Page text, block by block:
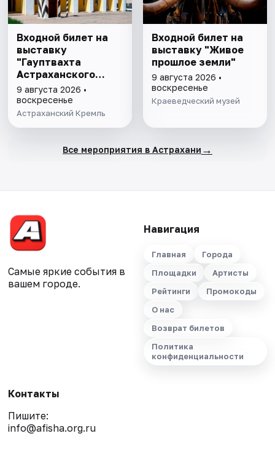
Входной билет на
выставку
"Гауптвахта
Астраханского
гарнизона. XIX в."
9 августа 2026 •
воскресенье
Астраханский Кремль
Входной билет на
выставку "Живое
прошлое земли"
9 августа 2026 •
воскресенье
Краеведческий музей
Все мероприятия в Астрахани →
Самые яркие события в
вашем городе.
Навигация
Главная
Города
Площадки
Артисты
Рейтинги
Промокоды
О нас
Возврат билетов
Политика
конфиденциальности
Контакты
Пишите:
info@afisha.org.ru